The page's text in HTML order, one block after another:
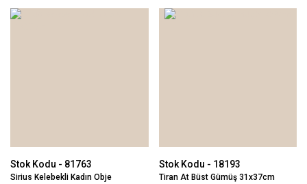
Stok Kodu - 81763
Sirius Kelebekli Kadın Obje
Stok Kodu - 18193
Tiran At Büst Gümüş 31x37cm